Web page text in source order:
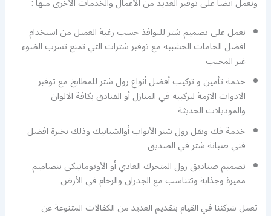
نعمل على تصميم شتر للنوافذ حسب رغبة العميل من استخدام
افضل الخامات الخشبية مع توفير شترات التي تمنع تسرب الضوء
غير المحبب
خدمة تأمين و تركيب أفضل أنواع رول شتر للمطابخ مع توفير
الادوات الازمة لتركيبه في المنازل أو الفنادق بكافة الالوان
والموديلات الحديثة
خدمة فك ونقل رول شتر الأبواب أوالشبابيك وذلك بخبرة افضل
فني صيانة شتر في الصديق
تصميم صناديق رول المتحرك العادي أو الأوتوماتيكي بتصاميم
مميزة وجذابة وتتناسب مع الجدران والرخام في الأرض
تعمل شركتنا في القيام بتقديم العديد من الكفالات المتنوعة عن